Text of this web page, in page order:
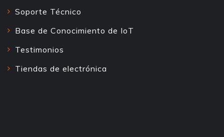
Soporte Técnico
Base de Conocimiento de IoT
Testimonios
Tiendas de electrónica